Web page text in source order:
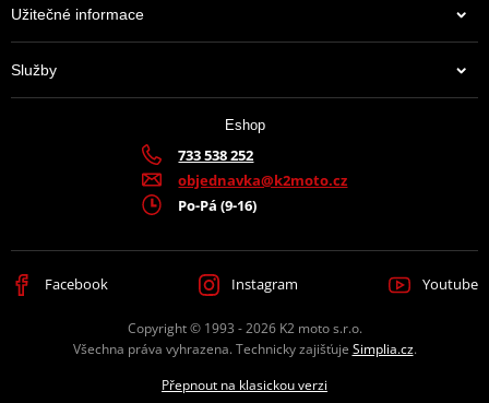
Užitečné informace
Služby
Eshop
733 538 252
objednavka@k2moto.cz
Po-Pá (9-16)
Facebook Instagram Youtube
Copyright © 1993 - 2026 K2 moto s.r.o.
Všechna práva vyhrazena. Technicky zajišťuje Simplia.cz.
Přepnout na klasickou verzi